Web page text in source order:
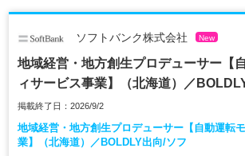
ソフトバンク株式会社 New
地域経営・地方創生プロデューサー【
ィサービス事業】（北海道）／
掲載終了日：2026/9/2
地域経営・地方創生プロデューサー【自動運転
業】（北海道）／BOLDLY出向/ソフ